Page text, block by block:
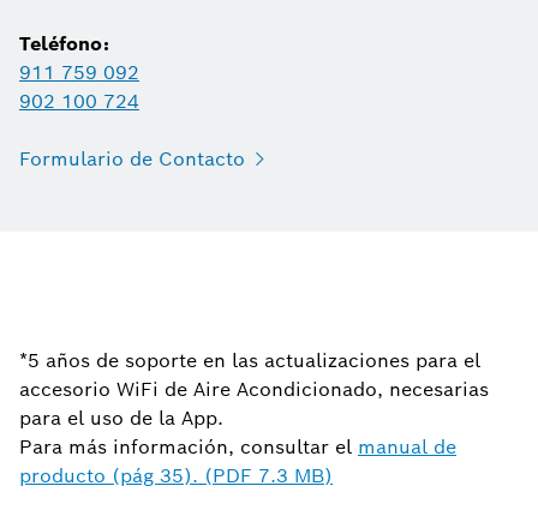
Teléfono:
911 759 092
902 100 724
Formulario de Contacto
*5 años de soporte en las actualizaciones para el
accesorio WiFi de Aire Acondicionado, necesarias
para el uso de la App.
Para más información, consultar el manual de
producto (pág 35). (PDF 7.3 MB)